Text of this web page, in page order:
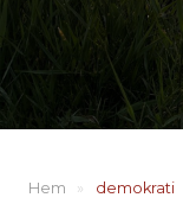
Hem » demokrati